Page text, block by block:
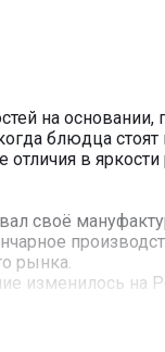
на основании,
блюдца стоят
в яркости
своё
рынка.
изменилось на